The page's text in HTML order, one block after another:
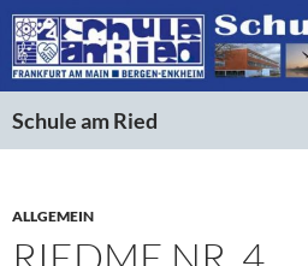
Schule am Ried
ALLGEMEIN